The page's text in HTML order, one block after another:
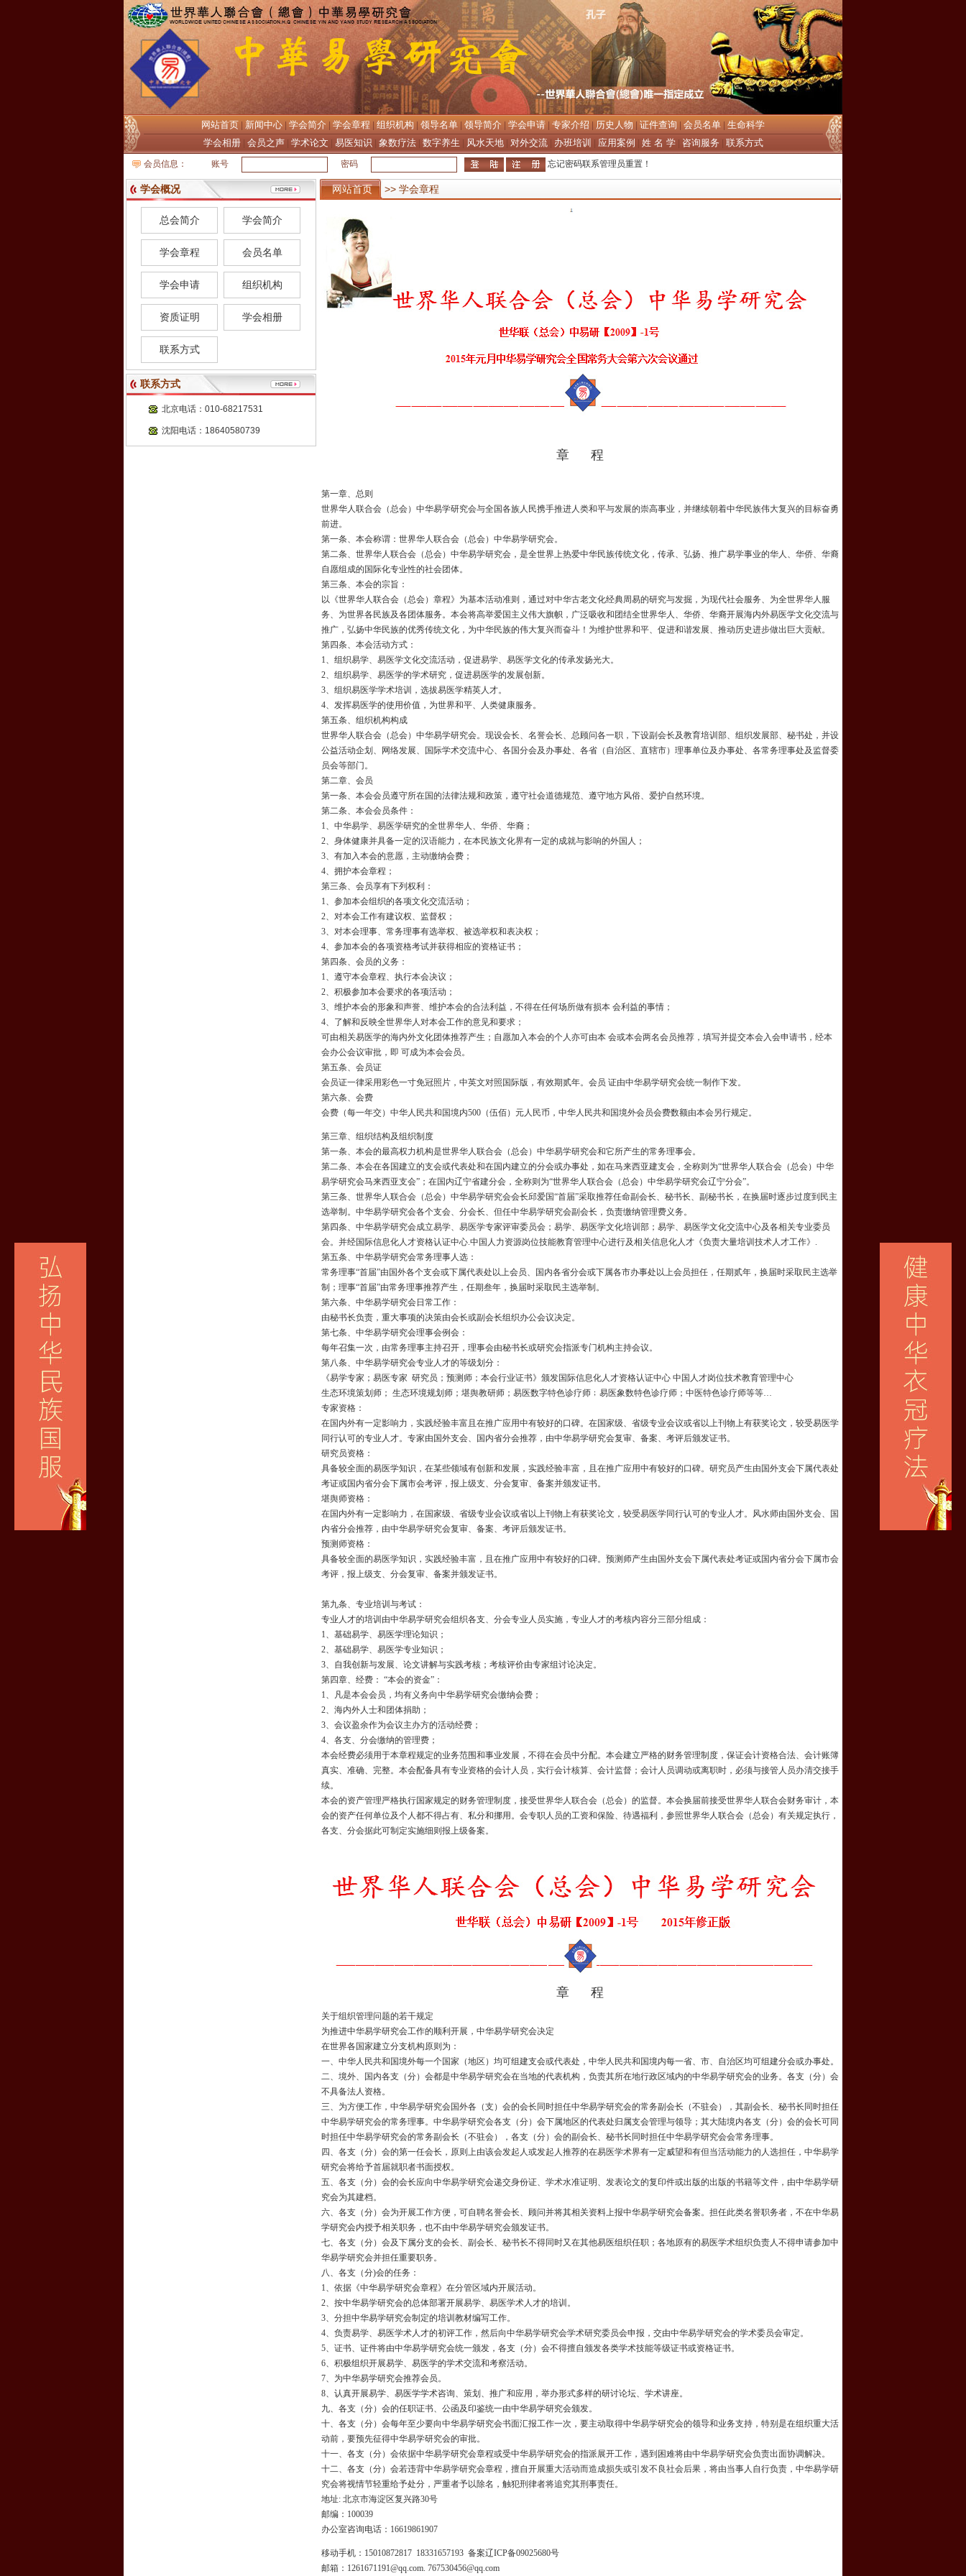
网站首页 新闻中心 学会简介 学会章程 组织机构 领导名单 领导简介 学会申请 专家介绍 历史人物 证件查询 会员名单 生命科学
学会相册| 会员之声| 学术论文 易医知识 象数疗法| 数字养生 风水天地| 对外交流| 办班培训 应用案例 姓 名 学| 咨询服务 联系方式
会员信息： 账号 密码 忘记密码联系管理员重置！
学会概况
总会简介 学会简介
学会章程 会员名单
学会申请 组织机构
资质证明 学会相册
联系方式
联系方式
北京电话：010-68217531
沈阳电话：18640580739
网站首页 >> 学会章程
章 程
第一章、总则
世界华人联合会（总会）中华易学研究会与全国各族人民携手推进人类和平与发展的崇高事业，并继续朝着中华民族伟大复兴的目标奋勇
前进。
第一条、本会称谓：世界华人联合会（总会）中华易学研究会。
第二条、世界华人联合会（总会）中华易学研究会，是全世界上热爱中华民族传统文化，传承、弘扬、推广易学事业的华人、华侨、华裔
自愿组成的国际化专业性的社会团体。
第三条、本会的宗旨：
以《世界华人联合会（总会）章程》为基本活动准则，通过对中华古老文化经典周易的研究与发掘，为现代社会服务、为全世界华人服
务、为世界各民族及各团体服务。本会将高举爱国主义伟大旗帜，广泛吸收和团结全世界华人、华侨、华裔开展海内外易医学文化交流与
推广，弘扬中华民族的优秀传统文化，为中华民族的伟大复兴而奋斗！为维护世界和平、促进和谐发展、推动历史进步做出巨大贡献。
第四条、本会活动方式：
1、组织易学、易医学文化交流活动，促进易学、易医学文化的传承发扬光大。
2、组织易学、易医学的学术研究，促进易医学的发展创新。
3、组织易医学学术培训，选拔易医学精英人才。
4、发挥易医学的使用价值，为世界和平、人类健康服务。
第五条、组织机构构成
世界华人联合会（总会）中华易学研究会。现设会长、名誉会长、总顾问各一职，下设副会长及教育培训部、组织发展部、秘书处，并设
公益活动企划、网络发展、国际学术交流中心、各国分会及办事处、各省（自治区、直辖市）理事单位及办事处、各常务理事处及监督委
员会等部门。
第二章、会员
第一条、本会会员遵守所在国的法律法规和政策，遵守社会道德规范、遵守地方风俗、爱护自然环境。
第二条、本会会员条件：
1、中华易学、易医学研究的全世界华人、华侨、华裔；
2、身体健康并具备一定的汉语能力，在本民族文化界有一定的成就与影响的外国人；
3、有加入本会的意愿，主动缴纳会费；
4、拥护本会章程；
第三条、会员享有下列权利：
1、参加本会组织的各项文化交流活动；
2、对本会工作有建议权、监督权；
3、对本会理事、常务理事有选举权、被选举权和表决权；
4、参加本会的各项资格考试并获得相应的资格证书；
第四条、会员的义务：
1、遵守本会章程、执行本会决议；
2、积极参加本会要求的各项活动；
3、维护本会的形象和声誉、维护本会的合法利益，不得在任何场所做有损本 会利益的事情；
4、了解和反映全世界华人对本会工作的意见和要求；
可由相关易医学的海内外文化团体推荐产生；自愿加入本会的个人亦可由本 会或本会两名会员推荐，填写并提交本会入会申请书，经本
会办公会议审批，即 可成为本会会员。
第五条、会员证
会员证一律采用彩色一寸免冠照片，中英文对照国际版，有效期贰年。会员 证由中华易学研究会统一制作下发。
第六条、会费
会费（每一年交）中华人民共和国境内500（伍佰）元人民币，中华人民共和国境外会员会费数额由本会另行规定。
第三章、组织结构及组织制度
第一条、本会的最高权力机构是世界华人联合会（总会）中华易学研究会和它所产生的常务理事会。
第二条、本会在各国建立的支会或代表处和在国内建立的分会或办事处，如在马来西亚建支会，全称则为“世界华人联合会（总会）中华
易学研究会马来西亚支会”；在国内辽宁省建分会，全称则为“世界华人联合会（总会）中华易学研究会辽宁分会”。
第三条、世界华人联合会（总会）中华易学研究会会长邱爱国“首届”采取推荐任命副会长、秘书长、副秘书长，在换届时逐步过度到民主
选举制。中华易学研究会各个支会、分会长、但任中华易学研究会副会长，负责缴纳管理费义务。
第四条、中华易学研究会成立易学、易医学专家评审委员会；易学、易医学文化培训部；易学、易医学文化交流中心及各相关专业委员
会。并经国际信息化人才资格认证中心.中国人力资源岗位技能教育管理中心进行及相关信息化人才《负责大量培训技术人才工作》.
第五条、中华易学研究会常务理事人选：
常务理事“首届”由国外各个支会或下属代表处以上会员、国内各省分会或下属各市办事处以上会员担任，任期贰年，换届时采取民主选举
制；理事“首届”由常务理事推荐产生，任期叁年，换届时采取民主选举制。
第六条、中华易学研究会日常工作：
由秘书长负责，重大事项的决策由会长或副会长组织办公会议决定。
第七条、中华易学研究会理事会例会：
每年召集一次，由常务理事主持召开，理事会由秘书长或研究会指派专门机构主持会议。
第八条、中华易学研究会专业人才的等级划分：
《易学专家；易医专家 研究员；预测师；本会行业证书》颁发国际信息化人才资格认证中心 中国人才岗位技术教育管理中心
生态环境策划师； 生态环境规划师；堪舆教研师；易医数字特色诊疗师﹔易医象数特色诊疗师；中医特色诊疗师等等…
专家资格：
在国内外有一定影响力，实践经验丰富且在推广应用中有较好的口碑。在国家级、省级专业会议或省以上刊物上有获奖论文，较受易医学
同行认可的专业人才。专家由国外支会、国内省分会推荐，由中华易学研究会复审、备案、考评后颁发证书。
研究员资格：
具备较全面的易医学知识，在某些领域有创新和发展，实践经验丰富，且在推广应用中有较好的口碑。研究员产生由国外支会下属代表处
考证或国内省分会下属市会考评，报上级支、分会复审、备案并颁发证书。
堪舆师资格：
在国内外有一定影响力，在国家级、省级专业会议或省以上刊物上有获奖论文，较受易医学同行认可的专业人才。风水师由国外支会、国
内省分会推荐，由中华易学研究会复审、备案、考评后颁发证书。
预测师资格：
具备较全面的易医学知识，实践经验丰富，且在推广应用中有较好的口碑。预测师产生由国外支会下属代表处考证或国内省分会下属市会
考评，报上级支、分会复审、备案并颁发证书。
第九条、专业培训与考试：
专业人才的培训由中华易学研究会组织各支、分会专业人员实施，专业人才的考核内容分三部分组成：
1、基础易学、易医学理论知识；
2、基础易学、易医学专业知识；
3、自我创新与发展、论文讲解与实践考核；考核评价由专家组讨论决定。
第四章、经费： “本会的资金”：
1、凡是本会会员，均有义务向中华易学研究会缴纳会费；
2、海内外人士和团体捐助；
3、会议盈余作为会议主办方的活动经费；
4、各支、分会缴纳的管理费；
本会经费必须用于本章程规定的业务范围和事业发展，不得在会员中分配。本会建立严格的财务管理制度，保证会计资格合法、会计账簿
真实、准确、完整。本会配备具有专业资格的会计人员，实行会计核算、会计监督；会计人员调动或离职时，必须与接管人员办清交接手
续。
本会的资产管理严格执行国家规定的财务管理制度，接受世界华人联合会（总会）的监督。本会换届前接受世界华人联合会财务审计，本
会的资产任何单位及个人都不得占有、私分和挪用。会专职人员的工资和保险、待遇福利，参照世界华人联合会（总会）有关规定执行，
各支、分会据此可制定实施细则报上级备案。
章 程
关于组织管理问题的若干规定
为推进中华易学研究会工作的顺利开展，中华易学研究会决定
在世界各国家建立分支机构原则为：
一、中华人民共和国境外每一个国家（地区）均可组建支会或代表处，中华人民共和国境内每一省、市、自治区均可组建分会或办事处。
二、境外、国内各支（分）会都是中华易学研究会在当地的代表机构，负责其所在地行政区域内的中华易学研究会的业务。各支（分）会
不具备法人资格。
三、为方便工作，中华易学研究会国外各（支）会的会长同时担任中华易学研究会的常务副会长（不驻会），其副会长、秘书长同时担任
中华易学研究会的常务理事。中华易学研究会各支（分）会下属地区的代表处归属支会管理与领导；其大陆境内各支（分）会的会长可同
时担任中华易学研究会的常务副会长（不驻会），各支（分）会的副会长、秘书长同时担任中华易学研究会会常务理事。
四、各支（分）会的第一任会长，原则上由该会发起人或发起人推荐的在易医学术界有一定威望和有但当活动能力的人选担任，中华易学
研究会将给予首届就职者书面授权。
五、各支（分）会的会长应向中华易学研究会递交身份证、学术水准证明、发表论文的复印件或出版的出版的书籍等文件，由中华易学研
究会为其建档。
六、各支（分）会为开展工作方便，可自聘名誉会长、顾问并将其相关资料上报中华易学研究会备案。担任此类名誉职务者，不在中华易
学研究会内授予相关职务，也不由中华易学研究会颁发证书。
七、各支（分）会及下属分支的会长、副会长、秘书长不得同时又在其他易医组织任职；各地原有的易医学术组织负责人不得申请参加中
华易学研究会并担任重要职务。
八、各支（分)会的任务：
1、依据《中华易学研究会章程》在分管区域内开展活动。
2、按中华易学研究会的总体部署开展易学、易医学术人才的培训。
3、分担中华易学研究会制定的培训教材编写工作。
4、负责易学、易医学术人才的初评工作，然后向中华易学研究会学术研究委员会申报，交由中华易学研究会的学术委员会审定。
5、证书、证件将由中华易学研究会统一颁发，各支（分）会不得擅自颁发各类学术技能等级证书或资格证书。
6、积极组织开展易学、易医学的学术交流和考察活动。
7、为中华易学研究会推荐会员。
8、认真开展易学、易医学学术咨询、策划、推广和应用，举办形式多样的研讨论坛、学术讲座。
九、各支（分）会的任职证书、公函及印鉴统一由中华易学研究会颁发。
十、各支（分）会每年至少要向中华易学研究会书面汇报工作一次，要主动取得中华易学研究会的领导和业务支持，特别是在组织重大活
动前，要预先征得中华易学研究会的审批。
十一、各支（分）会依据中华易学研究会章程或受中华易学研究会的指派展开工作，遇到困难将由中华易学研究会负责出面协调解决。
十二、各支（分）会若违背中华易学研究会章程，擅自开展重大活动而造成损失或引发不良社会后果，将由当事人自行负责，中华易学研
究会将视情节轻重给予处分，严重者予以除名，触犯刑律者将追究其刑事责任。
地址: 北京市海淀 区复兴路30号
邮编：100039
办公室咨询电话：16619861907
移动手机：15010872817 18331657193 备案辽ICP备09025680号
邮箱：1261671191@qq.com. 767530456@qq.com